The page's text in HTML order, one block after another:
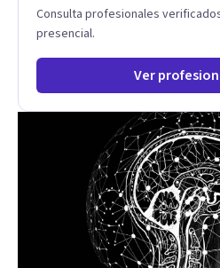
Consulta profesionales
presencial.
Ver